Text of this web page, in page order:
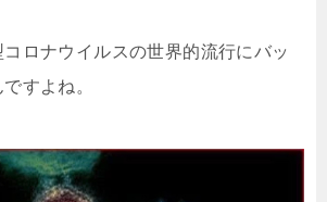
ロナウイルスの世界的流行にバッ
すよね。